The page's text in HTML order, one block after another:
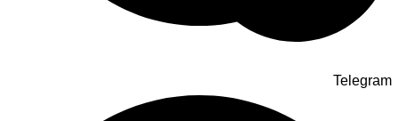
Telegram